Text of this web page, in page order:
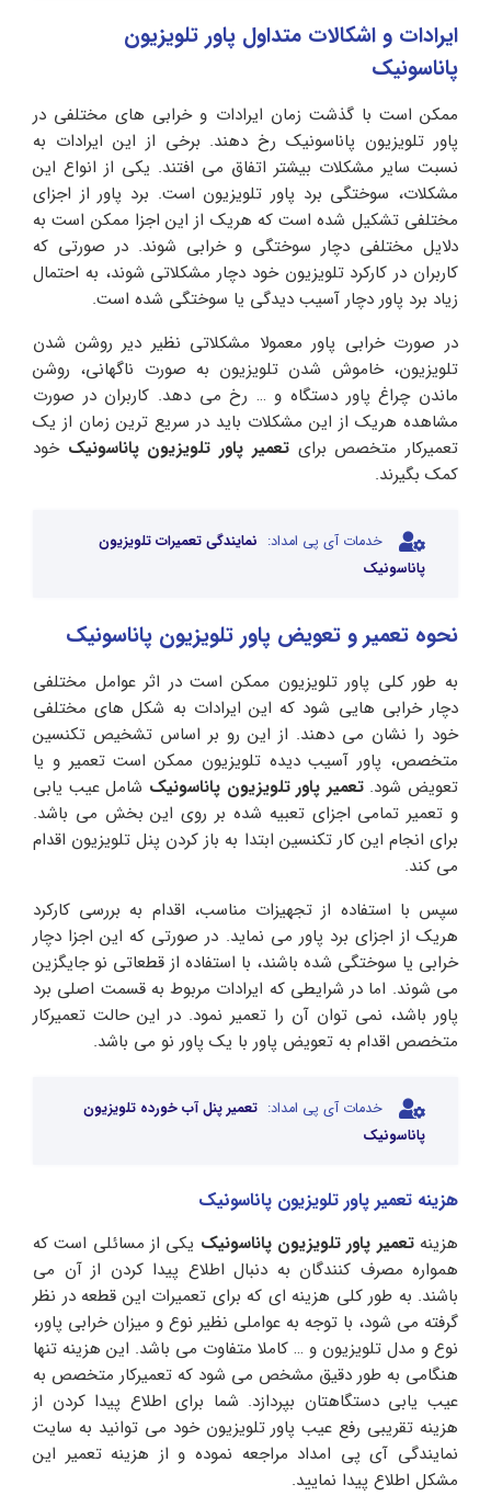
ایرادات و اشکالات متداول پاور تلویزیون
پاناسونیک
ممکن است با گذشت زمان ایرادات و خرابی های مختلفی در
پاور تلویزیون پاناسونیک رخ دهند. برخی از این ایرادات به
نسبت سایر مشکلات بیشتر اتفاق می افتند. یکی از انواع این
مشکلات، سوختگی برد پاور تلویزیون است. برد پاور از اجزای
مختلفی تشکیل شده است که هریک از این اجزا ممکن است به
دلایل مختلفی دچار سوختگی و خرابی شوند. در صورتی که
کاربران در کارکرد تلویزیون خود دچار مشکلاتی شوند، به احتمال
زیاد برد پاور دچار آسیب دیدگی یا سوختگی شده است.
در صورت خرابی پاور معمولا مشکلاتی نظیر دیر روشن شدن
تلویزیون، خاموش شدن تلویزیون به صورت ناگهانی، روشن
ماندن چراغ پاور دستگاه و … رخ می دهد. کاربران در صورت
مشاهده هریک از این مشکلات باید در سریع ترین زمان از یک
تعمیرکار متخصص برایتعمیر پاور تلویزیون پاناسونیک خود
کمک بگیرند.
خدمات آی پی امداد: نمایندگی تعمیرات تلویزیون
پاناسونیک
نحوه تعمیر و تعویض پاور تلویزیون پاناسونیک
به طور کلی پاور تلویزیون ممکن است در اثر عوامل مختلفی
دچار خرابی هایی شود که این ایرادات به شکل های مختلفی
خود را نشان می دهند. از این رو بر اساس تشخیص تکنسین
متخصص، پاور آسیب دیده تلویزیون ممکن است تعمیر و یا
تعویض شود.تعمیر پاور تلویزیون پاناسونیک شامل عیب یابی
و تعمیر تمامی اجزای تعبیه شده بر روی این بخش می باشد.
برای انجام این کار تکنسین ابتدا به باز کردن پنل تلویزیون اقدام
می کند.
سپس با استفاده از تجهیزات مناسب، اقدام به بررسی کارکرد
هریک از اجزای برد پاور می نماید. در صورتی که این اجزا دچار
خرابی یا سوختگی شده باشند، با استفاده از قطعاتی نو جایگزین
می شوند. اما در شرایطی که ایرادات مربوط به قسمت اصلی برد
پاور باشد، نمی توان آن را تعمیر نمود. در این حالت تعمیرکار
متخصص اقدام به تعویض پاور با یک پاور نو می باشد.
خدمات آی پی امداد: تعمیر پنل آب خورده تلویزیون
پاناسونیک
هزینه تعمیر پاور تلویزیون پاناسونیک
هزینه تعمیر پاور تلویزیون پاناسونیک یکی از مسائلی است که
همواره مصرف کنندگان به دنبال اطلاع پیدا کردن از آن می
باشند. به طور کلی هزینه ای که برای تعمیرات این قطعه در نظر
گرفته می شود، با توجه به عواملی نظیر نوع و میزان خرابی پاور،
نوع و مدل تلویزیون و … کاملا متفاوت می باشد. این هزینه تنها
هنگامی به طور دقیق مشخص می شود که تعمیرکار متخصص به
عیب یابی دستگاهتان بپردازد. شما برای اطلاع پیدا کردن از
هزینه تقریبی رفع عیب پاور تلویزیون خود می توانید به سایت
نمایندگی آی پی امداد مراجعه نموده و از هزینه تعمیر این
مشکل اطلاع پیدا نمایید.